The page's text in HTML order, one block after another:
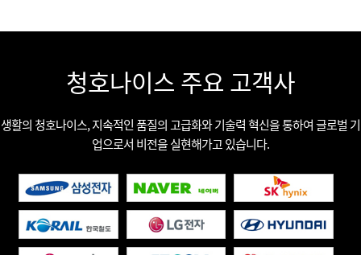
청호나이스 주요 고객사
생활의 청호나이스, 지속적인 품질의 고급화와 기술력 혁신을 통하여 글로벌 기
업으로서 비전을 실현해가고 있습니다.